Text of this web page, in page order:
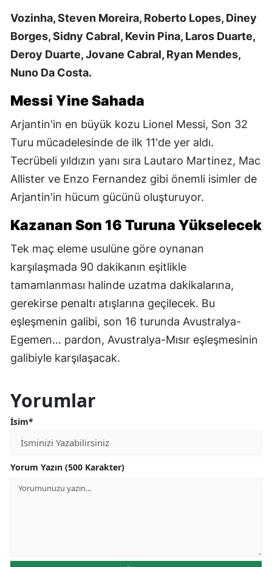
Vozinha, Steven Moreira, Roberto Lopes, Diney
Borges, Sidny Cabral, Kevin Pina, Laros Duarte,
Deroy Duarte, Jovane Cabral, Ryan Mendes,
Nuno Da Costa.
Messi Yine Sahada
Arjantin'in en büyük kozu Lionel Messi, Son 32
Turu mücadelesinde de ilk 11'de yer aldı.
Tecrübeli yıldızın yanı sıra Lautaro Martinez, Mac
Allister ve Enzo Fernandez gibi önemli isimler de
Arjantin'in hücum gücünü oluşturuyor.
Kazanan Son 16 Turuna Yükselecek
Tek maç eleme usulüne göre oynanan
karşılaşmada 90 dakikanın eşitlikle
tamamlanması halinde uzatma dakikalarına,
gerekirse penaltı atışlarına geçilecek. Bu
eşleşmenin galibi, son 16 turunda Avustralya-
Egemen... pardon, Avustralya-Mısır eşleşmesinin
galibiyle karşılaşacak.
Yorumlar
İsim*
Yorum Yazın (500 Karakter)